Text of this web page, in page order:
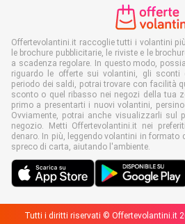
Offertevolantini.it raccoglie tutti i volantini
le brochure pubblicitarie, le riviste e le
a scadenza regolare. In questo modo,
riguardo le offerte sui volantini, gli sconti
periodo dei saldi, potrai trovare con facilità
sconto o quel ribasso nei negozi della tua
primo a presentarti i nuovi volantini,
Ovviamente, potrai anche visualizzarli sul
negozio. Metti Offertevolantini.it nei
denaro. In più, leggendo volantini in formato
spreco di carta, aiutando l'ambiente.
Tutti i diritti riservati © Offertevolantini.it